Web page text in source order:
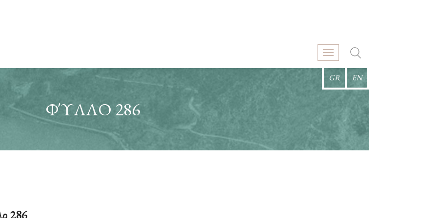
GR EN
ΦΎΛΛΟ 286
286